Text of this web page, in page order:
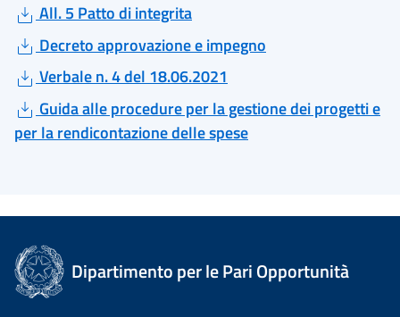
All. 5 Patto di integrita
Decreto approvazione e impegno
Verbale n. 4 del 18.06.2021
Guida alle procedure per la gestione dei progetti e
per la rendicontazione delle spese
Dipartimento per le Pari Opportunità